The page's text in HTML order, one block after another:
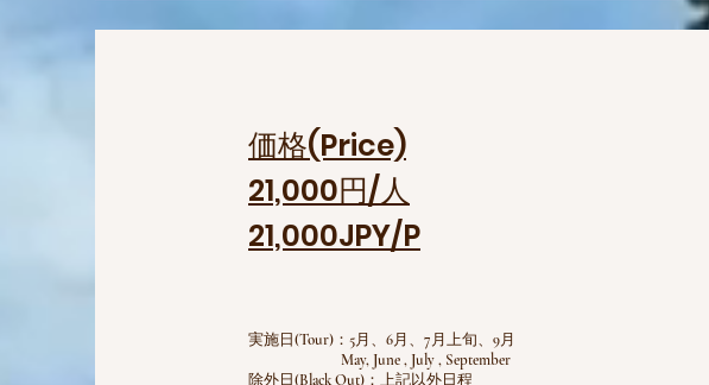
価格(Price)
21,000円/人
21,000JPY/P
実施日(Tour)：5月、6月、7月上旬、9月
May, June , July , September
除外日(Black Out)：上記以外日程